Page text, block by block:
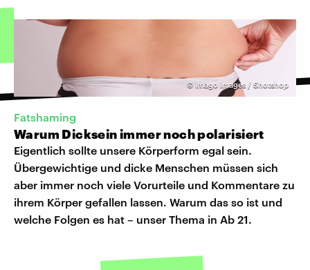
© imago images / Shotshop
Fatshaming
Warum Dicksein immer noch polarisiert
Eigentlich sollte unsere Körperform egal sein.
Übergewichtige und dicke Menschen müssen sich
aber immer noch viele Vorurteile und Kommentare zu
ihrem Körper gefallen lassen. Warum das so ist und
welche Folgen es hat – unser Thema in Ab 21.